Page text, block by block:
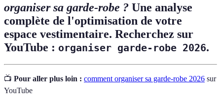
organiser sa garde-robe ? Une analyse
complète de l'optimisation de votre
espace vestimentaire. Recherchez sur
YouTube : organiser garde-robe 2026.
📺 Pour aller plus loin : comment organiser sa garde-robe 2026 sur
YouTube